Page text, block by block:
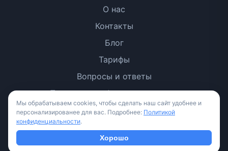
О нас
Контакты
Блог
Тарифы
Вопросы и ответы
Политика конфиденциальности
Условия использования
Мы обрабатываем cookies, чтобы сделать наш сайт удобнее и
персонализированее для вас. Подробнее: Политикой
конфиденциальности.
Хорошо